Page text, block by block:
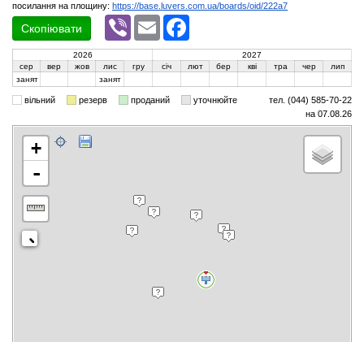
посилання на площину: https://base.luvers.com.ua/boards/oid/222a7
Скопіювати
Viber Email
2026
2027
сер
вер жов лис гру січ лют бер кві тра чер
лип
занят
занят
вільний резерв проданий уточнюйте
тел. (044) 585-70-22
на 07.08.26
+
-